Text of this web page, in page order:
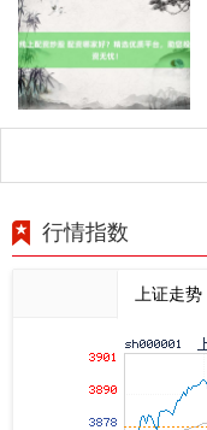
行情指数
上证走势